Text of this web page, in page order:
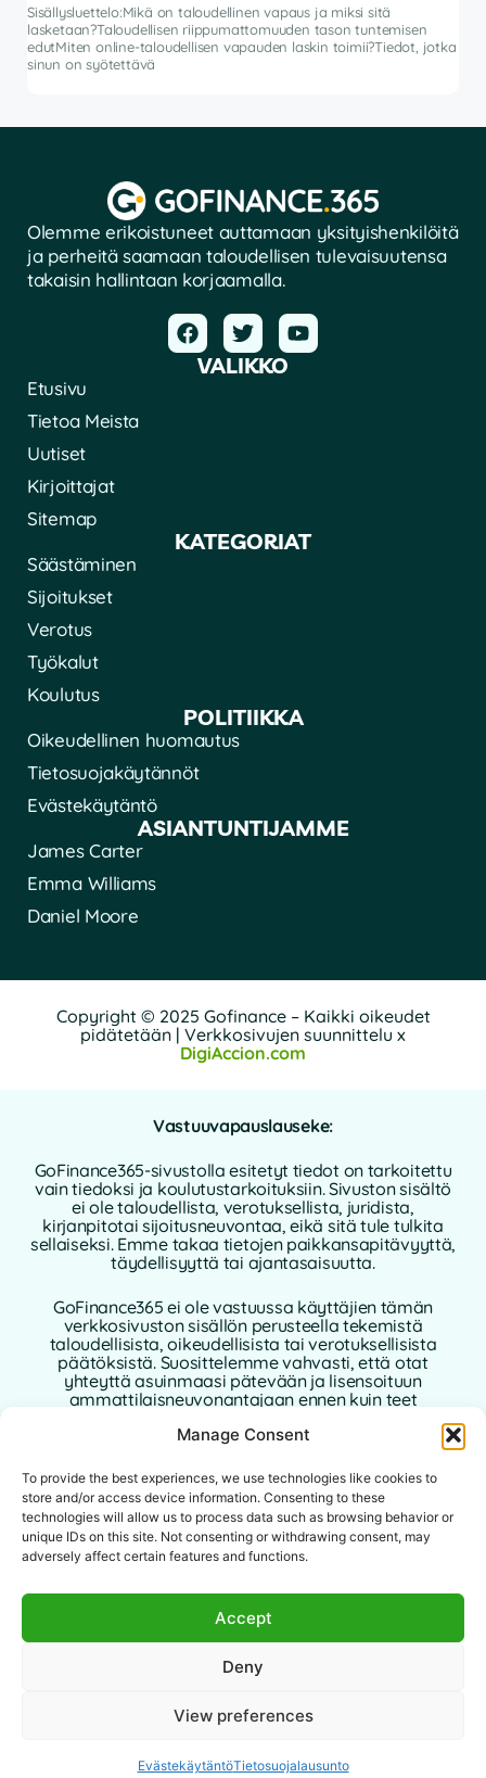
Manage Consent
To provide the best experiences, we use technologies like cookies to
store and/or access device information. Consenting to these
technologies will allow us to process data such as browsing behavior or
unique IDs on this site. Not consenting or withdrawing consent, may
adversely affect certain features and functions.
Accept
Deny
View preferences
EvästekäytäntöTietosuojalausunto
Sisällysluettelo:Mikä on taloudellinen vapaus ja miksi sitä
lasketaan?Taloudellisen riippumattomuuden tason tuntemisen
edutMiten online-taloudellisen vapauden laskin toimii?Tiedot, jotka
sinun on syötettävä
Olemme erikoistuneet auttamaan yksityishenkilöitä
ja perheitä saamaan taloudellisen tulevaisuutensa
takaisin hallintaan korjaamalla.
VALIKKO
Etusivu
Tietoa Meista
Uutiset
Kirjoittajat
Sitemap
KATEGORIAT
Säästäminen
Sijoitukset
Verotus
Työkalut
Koulutus
POLITIIKKA
Oikeudellinen huomautus
Tietosuojakäytännöt
Evästekäytäntö
ASIANTUNTIJAMME
James Carter
Emma Williams
Daniel Moore
Copyright © 2025 Gofinance – Kaikki oikeudet
pidätetään | Verkkosivujen suunnittelu x
DigiAccion.com
Vastuuvapauslauseke:
GoFinance365-sivustolla esitetyt tiedot on tarkoitettu
vain tiedoksi ja koulutustarkoituksiin. Sivuston sisältö
ei ole taloudellista, verotuksellista, juridista,
kirjanpitotai sijoitusneuvontaa, eikä sitä tule tulkita
sellaiseksi. Emme takaa tietojen paikkansapitävyyttä,
täydellisyyttä tai ajantasaisuutta.
GoFinance365 ei ole vastuussa käyttäjien tämän
verkkosivuston sisällön perusteella tekemistä
taloudellisista, oikeudellisista tai verotuksellisista
päätöksistä. Suosittelemme vahvasti, että otat
yhteyttä asuinmaasi pätevään ja lisensoituun
ammattilaisneuvonantajaan ennen kuin teet
taloudellisia päätöksiä.
Tämän verkkosivuston käyttö edellyttää tämän
vastuuvapauslausekkeen hyväksymistä.
GoFinance365, sen kirjoittajat tai avustajat eivät ole
vastuussa mistään suorista, epäsuorista tai välillisistä
vahingoista, jotka johtuvat sivustolla olevien tietojen
Tämä verkkosivusto on tarkoitettu
tietyissä lainkäyttöalueissa. Jokainen käyttäjä on
sovellettavuuden tarkistamisesta paikallisten lakien
mukaisesti.